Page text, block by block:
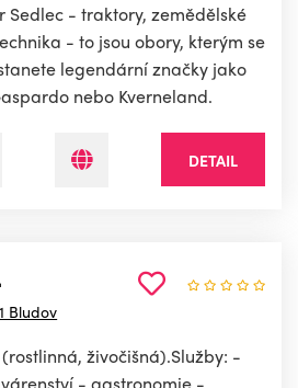
Sedlec - traktory, zemědělské
- to jsou obory, kterým se
legendární značky jako
nebo Kverneland.
DETAIL
Bludov
živočišná).Služby: -